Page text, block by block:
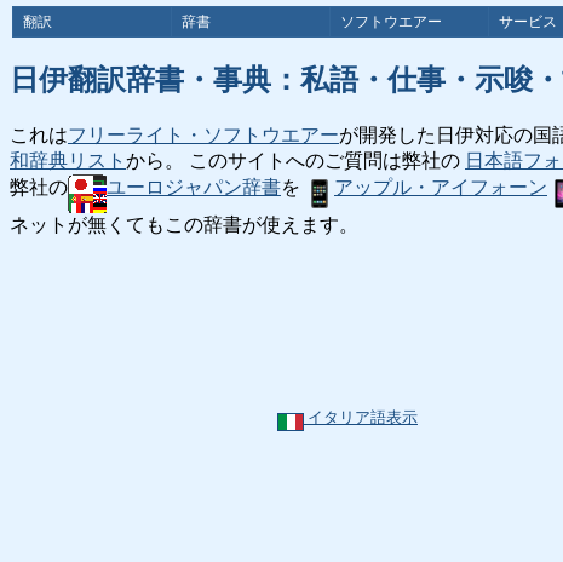
翻訳 辞書 ソフトウエアー サービス
日伊翻訳辞書・事典：私語・仕事・示唆
これはフリーライト・ソフトウエアーが開発した日伊対応の国
和辞典リスト から。 このサイトへのご質問は弊社の 日本語フ
弊社の
ユーロジャパン辞書を アップル・アイフォーン
ネットが無くてもこの辞書が使えます。
イタリア語表示